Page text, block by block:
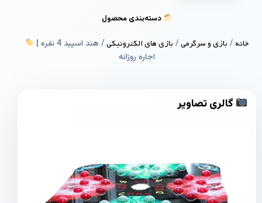
دسته‌بندی محصول
خانه/ بازی و سرگرمی/ بازی های الکترونیکی/ هند اسپید 4 نفره |
اجاره روزانه
گالری تصاویر